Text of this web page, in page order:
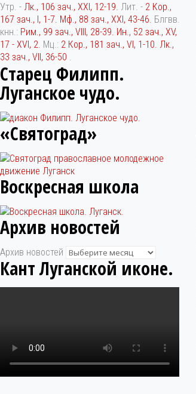
Утр. - Лк., 106 зач., XXI, 12-19. Лит. - 2 Кор.,
167 зач., I, 1-7. Мф., 88 зач., XXI, 43-46. Блгвв.
кнн.: Рим., 99 зач., VIII, 28-39. Ин., 52 зач., XV,
17 - XVI, 2. Мц.: 2 Кор., 181 зач., VI, 1-10. Лк.,
33 зач., VII, 36-50
Старец Филипп.
Луганское чудо.
«Святоград»
Воскресная школа
Архив новостей
Архив новостей
Кант Луганской иконе.